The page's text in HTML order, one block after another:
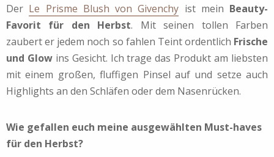
Der Le Prisme Blush von Givenchy ist mein Beauty-
Favorit für den Herbst. Mit seinen tollen Farben
zaubert er jedem noch so fahlen Teint ordentlich Frische
und Glowins Gesicht. Ich trage das Produkt am liebsten
mit einem großen, fluffigen Pinsel auf und setze auch
Highlights an den Schläfen oder dem Nasenrücken.
Wie gefallen euch meine ausgewählten Must-haves
für den Herbst?